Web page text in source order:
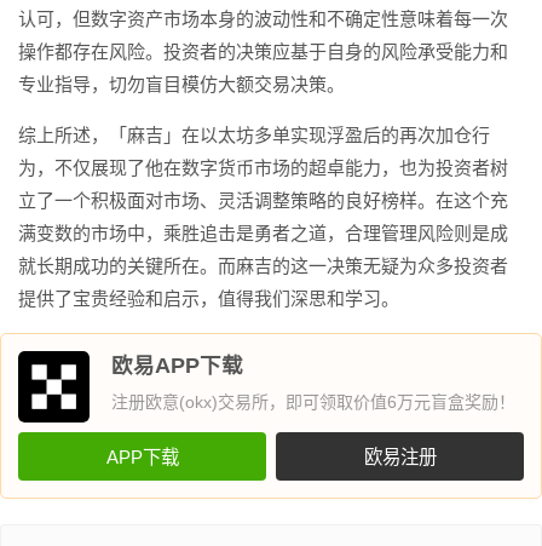
认可，但数字资产市场本身的波动性和不确定性意味着每一次
操作都存在风险。投资者的决策应基于自身的风险承受能力和
专业指导，切勿盲目模仿大额交易决策。
综上所述，「麻吉」在以太坊多单实现浮盈后的再次加仓行
为，不仅展现了他在数字货币市场的超卓能力，也为投资者树
立了一个积极面对市场、灵活调整策略的良好榜样。在这个充
满变数的市场中，乘胜追击是勇者之道，合理管理风险则是成
就长期成功的关键所在。而麻吉的这一决策无疑为众多投资者
提供了宝贵经验和启示，值得我们深思和学习。
欧易APP下载
注册欧意(okx)交易所，即可领取价值6万元盲盒奖励！
APP下载 欧易注册